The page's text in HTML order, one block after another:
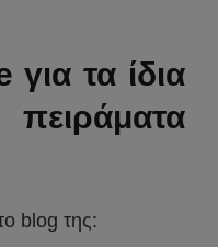
για τα ίδια
blog της: